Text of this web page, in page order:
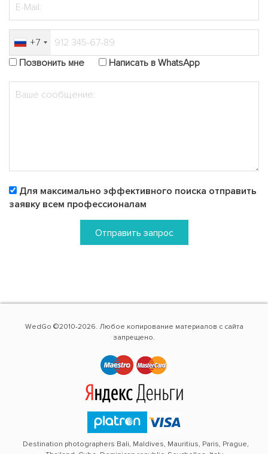
+7
Позвонить мне
Написать в WhatsApp
Для максимально эффективного поиска отправить
заявку всем профессионалам
Отправить запрос
WedGo ©2010-2026. Любое копирование материалов с сайта
запрещено.
Destination photographers Bali, Maldives, Mauritius, Paris, Prague,